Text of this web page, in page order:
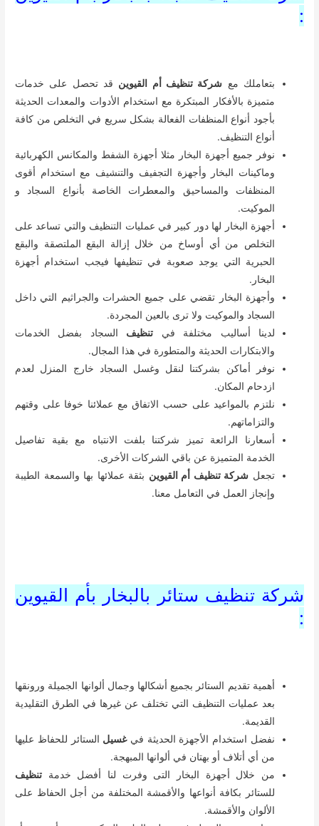
:
بتعاملك مع شركة تنظيف أم القيوين قد تحصل على خدمات
متميزة بالأفكار المبتكرة مع استخدام الأدوات والمعدات الحديثة
بأجود أنواع المنظفات الفعالة بشكل سريع في التخلص من كافة
أنواع التنظيف.
نوفر جميع أجهزة البخار مثلا أجهزة الشفط والمكانس الكهربائية
وماكينات البخار وأجهزة التجفيف والتنشيف مع استخدام أقوى
المنظفات والمساحيق والمعطرات الخاصة بأنواع السجاد و
الموكيت.
أجهزة البخار لها دور كبير في عمليات التنظيف والتي تساعد على
التخلص من أي أوساخ من خلال إزالة البقع الملتصقة والبقع
الحبرية التي يوجد صعوبة في تنظيفها فيجب استخدام أجهزة
البخار.
وأجهزة البخار تقضي على جميع الحشرات والجراثيم التي داخل
السجاد والموكيت ولا ترى بالعين المجردة.
لدينا أساليب مختلفة في تنظيف السجاد بفضل الخدمات
والابتكارات الحديثة والمتطورة في هذا المجال.
نوفر أماكن بشركتنا لنقل وغسل السجاد خارج المنزل لعدم
ازدحام المكان.
نلتزم بالمواعيد على حسب الاتفاق مع عملائنا خوفا على وقتهم
والتزاماتهم.
أسعارنا الرائعة تميز شركتنا بلفت الانتباه مع بقية تفاصيل
الخدمة المتميزة عن باقي الشركات الأخرى.
تجعل شركة تنظيف أم القيوين بثقة عملائها بها والسمعة الطيبة
وإنجاز العمل في التعامل معنا.
شركة تنظيف ستائر بالبخار بأم القيوين
:
أهمية تقديم الستائر بجميع أشكالها وجمال ألوانها الجميلة ورونقها
بعد عمليات التنظيف التي تختلف عن غيرها في الطرق التقليدية
القديمة.
نفضل استخدام الأجهزة الحديثة فيغسيل الستائر للحفاظ عليها
من أي أتلاف أو بهتان في ألوانها المبهجة.
من خلال أجهزة البخار التى وفرت لنا أفضل خدمة تنظيف
للستائر بكافة أنواعها والأقمشة المختلفة من أجل الحفاظ على
الألوان والأقمشة.